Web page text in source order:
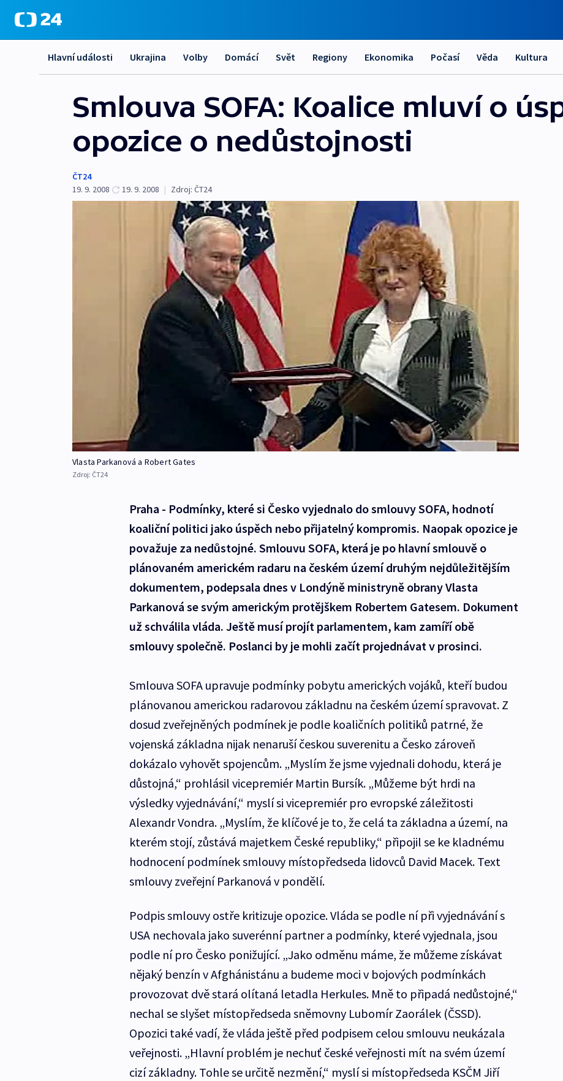
Hlavní události Ukrajina Volby Domácí Svět Regiony Ekonomika Počasí Věda Kultura
Smlouva SOFA: Koalice mluví o
opozice o nedůstojnosti
ČT24
19. 9. 2008
19. 9. 2008 | Zdroj: ČT24
Vlasta Parkanová a Robert Gates
Zdroj: ČT24
Praha - Podmínky, které si Česko vyjednalo do smlouvy SOFA, hodnotí
koaliční politici jako úspěch nebo přijatelný kompromis. Naopak opozice je
považuje za nedůstojné. Smlouvu SOFA, která je po hlavní smlouvě o
plánovaném americkém radaru na českém území druhým nejdůležitějším
dokumentem, podepsala dnes v Londýně ministryně obrany Vlasta
Parkanová se svým americkým protějškem Robertem Gatesem. Dokument
už schválila vláda. Ještě musí projít parlamentem, kam zamíří obě
smlouvy společně. Poslanci by je mohli začít projednávat v prosinci.
Smlouva SOFA upravuje podmínky pobytu amerických vojáků, kteří budou
plánovanou americkou radarovou základnu na českém území spravovat. Z
dosud zveřejněných podmínek je podle koaličních politiků patrné, že
vojenská základna nijak nenaruší českou suverenitu a Česko zároveň
dokázalo vyhovět spojencům. „Myslím že jsme vyjednali dohodu, která je
důstojná,“ prohlásil vicepremiér Martin Bursík. „Můžeme být hrdi na
výsledky vyjednávání,“ myslí si vicepremiér pro evropské záležitosti
Alexandr Vondra. „Myslím, že klíčové je to, že celá ta základna a území, na
kterém stojí, zůstává majetkem České republiky,“ připojil se ke kladnému
hodnocení podmínek smlouvy místopředseda lidovců David Macek. Text
smlouvy zveřejní Parkanová v pondělí.
Podpis smlouvy ostře kritizuje opozice. Vláda se podle ní při vyjednávání s
USA nechovala jako suverénní partner a podmínky, které vyjednala, jsou
podle ní pro Česko ponižující. „Jako odměnu máme, že můžeme získávat
nějaký benzín v Afghánistánu a budeme moci v bojových podmínkách
provozovat dvě stará olítaná letadla Herkules. Mně to připadá nedůstojné,“
nechal se slyšet místopředseda sněmovny Lubomír Zaorálek (ČSSD).
Opozici také vadí, že vláda ještě před podpisem celou smlouvu neukázala
veřejnosti. „Hlavní problém je nechuť české veřejnosti mít na svém území
cizí základny. Tohle se určitě nezmění,“ myslí si místopředseda KSČM Jiří